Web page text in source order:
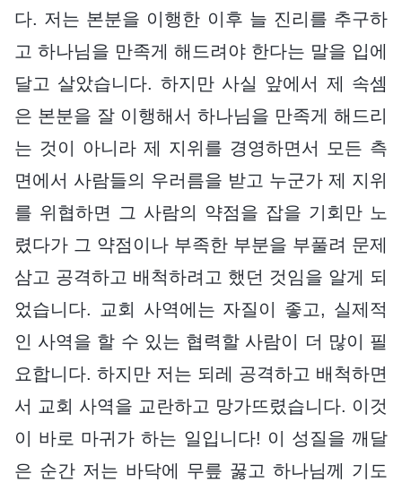
다. 저는 본분을 이행한 이후 늘 진리를 추구하
고 하나님을 만족게 해드려야 한다는 말을 입에
달고 살았습니다. 하지만 사실 앞에서 제 속셈
은 본분을 잘 이행해서 하나님을 만족게 해드리
는 것이 아니라 제 지위를 경영하면서 모든 측
면에서 사람들의 우러름을 받고 누군가 제 지위
를 위협하면 그 사람의 약점을 잡을 기회만 노
렸다가 그 약점이나 부족한 부분을 부풀려 문제
삼고 공격하고 배척하려고 했던 것임을 알게 되
었습니다. 교회 사역에는 자질이 좋고, 실제적
인 사역을 할 수 있는 협력할 사람이 더 많이 필
요합니다. 하지만 저는 되레 공격하고 배척하면
서 교회 사역을 교란하고 망가뜨렸습니다. 이것
이 바로 마귀가 하는 일입니다! 이 성질을 깨달
은 순간 저는 바닥에 무릎 꿇고 하나님께 기도